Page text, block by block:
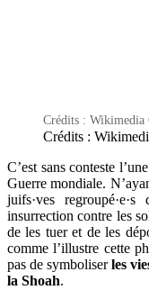
Crédits : Wikimedia
Crédits :
C’est sans conteste
Guerre mondiale.
juifs·ves
insurrection contre les
de les tuer et de les
comme l’illustre cette
pas de symboliserles
la Shoah.